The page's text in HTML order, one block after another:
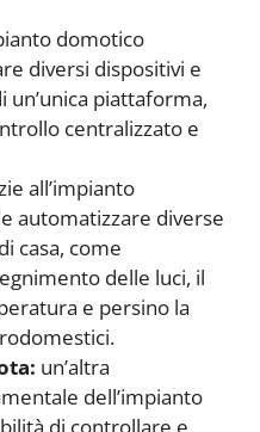
domotico
diversi dispositivi e
un’unica piattaforma,
centralizzato e
all’impianto
automatizzare diverse
casa, come
delle luci, il
e persino la
un’altra
dell’impianto